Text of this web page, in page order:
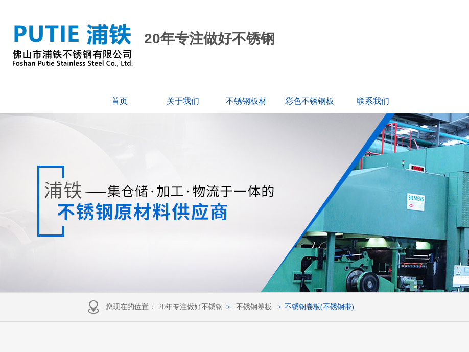
20年专注做好不锈钢
首页 关于我们 不锈钢板材 彩色不锈钢板 联系我们
您现在的位置： 20年专注做好不锈钢 > 不锈钢卷板 > 不锈钢卷板(不锈钢带)